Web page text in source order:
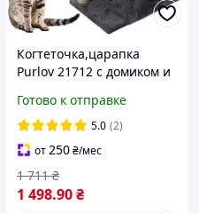
Когтеточка,царапка
Purlov 21712 с домиком и
Готово к отправке
5.0 (2)
от250₴/мес
1 498.90₴
1 711 ₴